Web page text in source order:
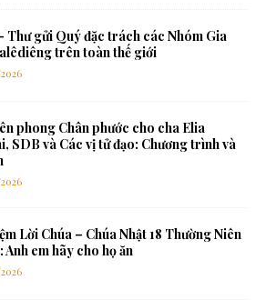
Thư gửi Quý đặc trách các Nhóm Gia
trên toàn thế giới
phong Chân phước cho cha Elia
SDB và Các vị tử đạo: Chương trình và
Lời Chúa – Chúa Nhật 18 Thường Niên
Anh em hãy cho họ ăn